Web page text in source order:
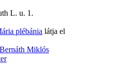
L. u. 1.
plébánia látja el
Miklós